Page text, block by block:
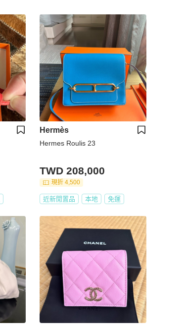
Hermès
Hermes Roulis 23
TWD 208,000
現折 4,500
近新閒置品 本地 免運